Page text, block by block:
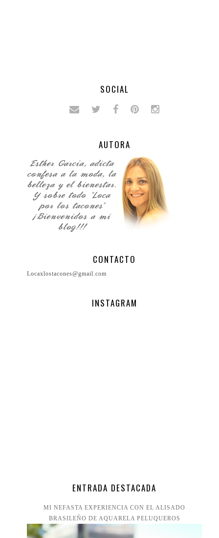
SOCIAL
AUTORA
CONTACTO
Locaxlostacones@gmail.com
INSTAGRAM
ENTRADA DESTACADA
MI NEFASTA EXPERIENCIA CON EL ALISADO
BRASILEÑO DE AQUARELA PELUQUEROS